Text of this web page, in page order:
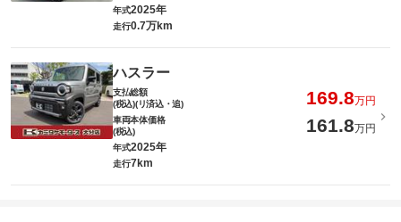
年式2025年
走行0.7万km
ハスラー
支払総額
(税込)(リ済込・追)
169.8万円
車両本体価格
(税込)
161.8万円
年式2025年
走行7km